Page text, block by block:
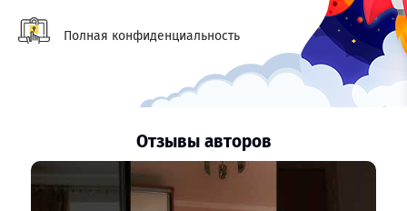
Полная конфиденциальность
Отзывы авторов